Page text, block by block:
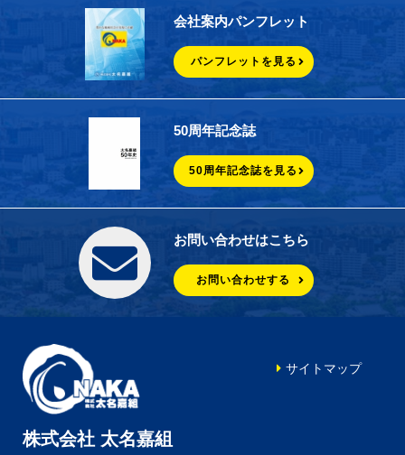
会社案内パンフレット
パンフレットを見る
50周年記念誌
50周年記念誌を見る
お問い合わせはこちら
お問い合わせする
株式会社 太名嘉組
サイトマップ